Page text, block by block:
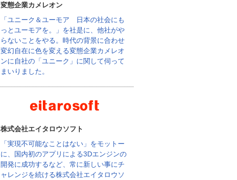
変態企業カメレオン
「ユニーク＆ユーモア 日本の社会にも
っとユーモアを。」を社是に、他社がや
らないことをやる。時代の背景に合わせ
変幻自在に色を変える変態企業カメレオ
ンに自社の「ユニーク」に関して伺って
まいりました。
株式会社エイタロウソフト
「実現不可能なことはない」をモットー
に、国内初のアプリによる3Dエンジンの
開発に成功するなど、常に新しい事にチ
ャレンジを続ける株式会社エイタロウソ